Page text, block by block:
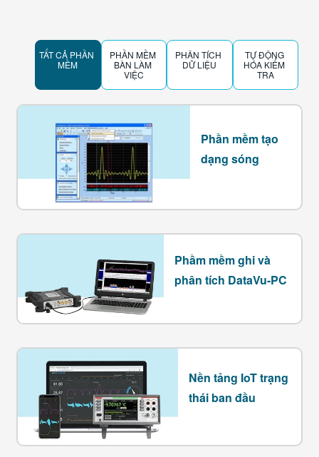
TẤT CẢ PHẦN
MỀM
PHẦN MỀM
BÀN LÀM
VIỆC
PHÂN TÍCH
DỮ LIỆU
TỰ ĐỘNG
HÓA KIỂM
TRA
Phần mềm tạo
dạng sóng
Phầm mềm ghi và
phân tích DataVu-PC
Nền tảng IoT trạng
thái ban đầu